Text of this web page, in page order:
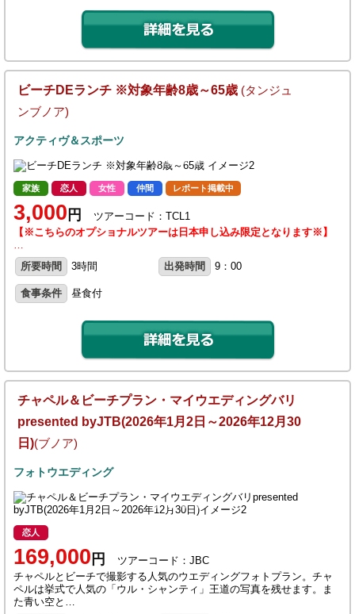
ビーチDEランチ ※対象年齢8歳～65歳 (タンジュ
ンブノア)
アクティヴ＆スポーツ
家族 恋人 女性 仲間 レポート掲載中
3,000 円
ツアーコード：TCL1
【※こちらのオプショナルツアーは日本申し込み限定となります※】
所要時間
3時間 出発時間 9：00
食事条件 昼食付
チャペル＆ビーチプラン・マイウエディングバリ
presented byJTB(2026年1月2日～2026年12月30
日)(ブノア)
フォトウエディング
恋人
169,000 円
ツアーコード：JBC
チャペルとビーチで撮影する人気のウエディングフォトプラン。チャ
ペルは挙式で人気の「ウル・シャンティ」王道の写真を残せます。ま
た青い空と…